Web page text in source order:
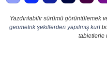
Yazdırılabilir sürümü görüntülemek
geometrik şekillerden yapılmış kurt
tabletlerle